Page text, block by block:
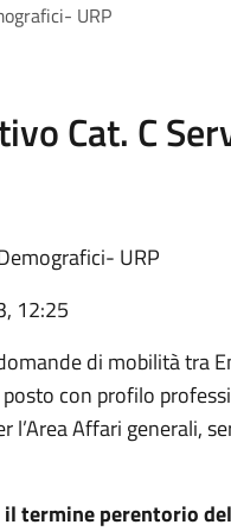
URP
Cat. C
URP
12:25
di mobilità tra
con profilo
l’Area Affari generali,
termine perentorio